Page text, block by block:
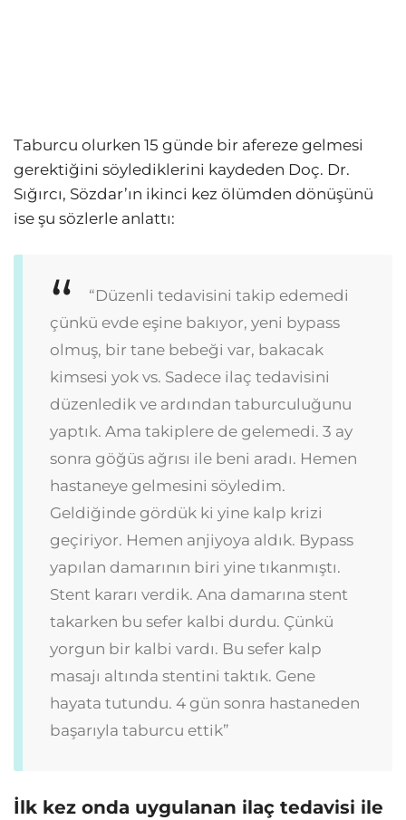
Taburcu olurken 15 günde bir afereze gelmesi
gerektiğini söylediklerini kaydeden Doç. Dr.
Sığırcı, Sözdar’ın ikinci kez ölümden dönüşünü
ise şu sözlerle anlattı:
“Düzenli tedavisini takip edemedi
çünkü evde eşine bakıyor, yeni bypass
olmuş, bir tane bebeği var, bakacak
kimsesi yok vs. Sadece ilaç tedavisini
düzenledik ve ardından taburculuğunu
yaptık. Ama takiplere de gelemedi. 3 ay
sonra göğüs ağrısı ile beni aradı. Hemen
hastaneye gelmesini söyledim.
Geldiğinde gördük ki yine kalp krizi
geçiriyor. Hemen anjiyoya aldık. Bypass
yapılan damarının biri yine tıkanmıştı.
Stent kararı verdik. Ana damarına stent
takarken bu sefer kalbi durdu. Çünkü
yorgun bir kalbi vardı. Bu sefer kalp
masajı altında stentini taktık. Gene
hayata tutundu. 4 gün sonra hastaneden
başarıyla taburcu ettik”
İlk kez onda uygulanan ilaç tedavisi ile